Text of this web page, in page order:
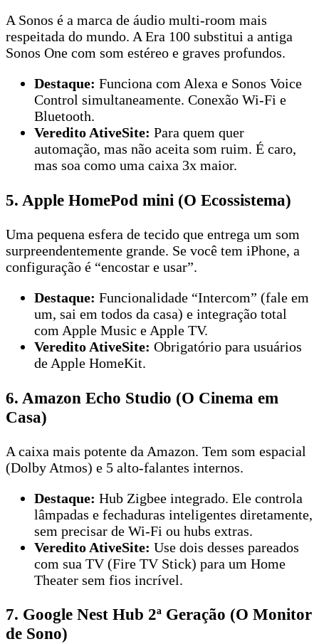
A Sonos é a marca de áudio multi-room mais
respeitada do mundo. A Era 100 substitui a antiga
Sonos One com som estéreo e graves profundos.
Destaque: Funciona com Alexa e Sonos Voice
Control simultaneamente. Conexão Wi-Fi e
Bluetooth.
Veredito AtiveSite: Para quem quer
automação, mas não aceita som ruim. É caro,
mas soa como uma caixa 3x maior.
5. Apple HomePod mini (O Ecossistema)
Uma pequena esfera de tecido que entrega um som
surpreendentemente grande. Se você tem iPhone, a
configuração é “encostar e usar”.
Destaque: Funcionalidade “Intercom” (fale em
um, sai em todos da casa) e integração total
com Apple Music e Apple TV.
Veredito AtiveSite: Obrigatório para usuários
de Apple HomeKit.
6. Amazon Echo Studio (O Cinema em
Casa)
A caixa mais potente da Amazon. Tem som espacial
(Dolby Atmos) e 5 alto-falantes internos.
Destaque: Hub Zigbee integrado. Ele controla
lâmpadas e fechaduras inteligentes diretamente,
sem precisar de Wi-Fi ou hubs extras.
Veredito AtiveSite: Use dois desses pareados
com sua TV (Fire TV Stick) para um Home
Theater sem fios incrível.
7. Google Nest Hub 2ª Geração (O Monitor
de Sono)